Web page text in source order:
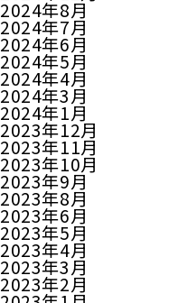
2024年8月
2024年7月
2024年6月
2024年5月
2024年4月
2024年3月
2024年1月
2023年12月
2023年11月
2023年10月
2023年9月
2023年8月
2023年6月
2023年5月
2023年4月
2023年3月
2023年2月